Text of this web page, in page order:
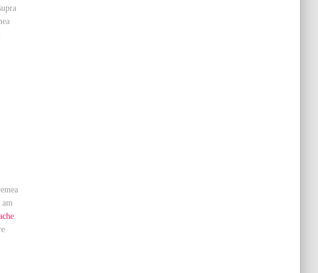
am